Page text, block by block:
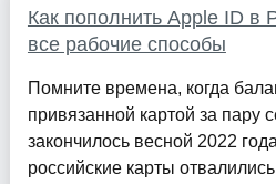
Как пополнить Apple ID в
все рабочие способы
Помните времена, когда
привязанной картой за пару
закончилось весной 2022
российские карты